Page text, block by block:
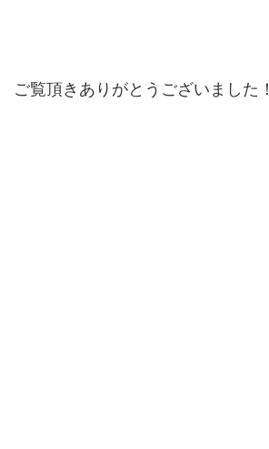
ご覧頂きありがとうございました！